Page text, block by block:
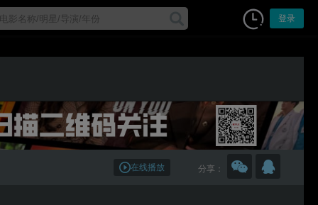
登录
分享：
在线播放